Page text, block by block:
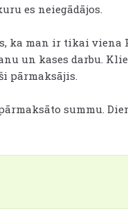
es neiegādājos.
ka man ir tikai viena
un kases darbu.
pārmaksājis.
summu.